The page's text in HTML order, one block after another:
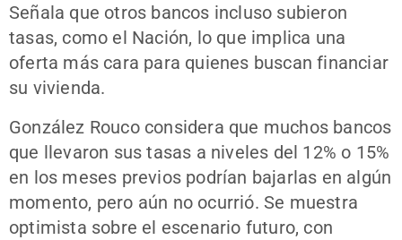
Señala que otros bancos incluso subieron
tasas, como el Nación, lo que implica una
oferta más cara para quienes buscan financiar
su vivienda.
González Rouco considera que muchos bancos
que llevaron sus tasas a niveles del 12% o 15%
en los meses previos podrían bajarlas en algún
momento, pero aún no ocurrió. Se muestra
optimista sobre el escenario futuro, con